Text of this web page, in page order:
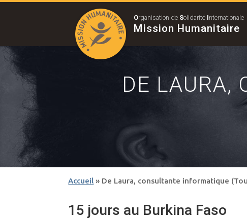
Organisation de Solidarité Internationale
Mission Humanitaire
DE LAURA,
Accueil » De Laura, consultante informatique
15 jours au Burkina Faso